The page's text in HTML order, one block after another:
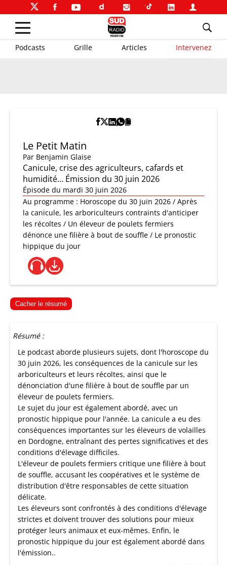
Podcasts Grille Articles Intervenez
Le Petit Matin
Par Benjamin Glaise
Canicule, crise des agriculteurs, cafards et
humidité... Émission du 30 juin 2026
Épisode du mardi 30 juin 2026
Au programme : Horoscope du 30 juin 2026 / Après
la canicule, les arboriculteurs contraints d'anticiper
les récoltes / Un éleveur de poulets fermiers
dénonce une filière à bout de souffle / Le pronostic
hippique du jour
Cacher le résumé
Résumé :
Le podcast aborde plusieurs sujets, dont l'horoscope du
30 juin 2026, les conséquences de la canicule sur les
arboriculteurs et leurs récoltes, ainsi que le
dénonciation d'une filière à bout de souffle par un
éleveur de poulets fermiers.
Le sujet du jour est également abordé, avec un
pronostic hippique pour l'année. La canicule a eu des
conséquences importantes sur les éleveurs de volailles
en Dordogne, entraînant des pertes significatives et des
conditions d'élevage difficiles.
L'éleveur de poulets fermiers critique une filière à bout
de souffle, accusant les coopératives et le système de
distribution d'être responsables de cette situation
délicate.
Les éleveurs sont confrontés à des conditions d'élevage
strictes et doivent trouver des solutions pour mieux
protéger leurs animaux et eux-mêmes. Enfin, le
pronostic hippique du jour est également abordé dans
l'émission..